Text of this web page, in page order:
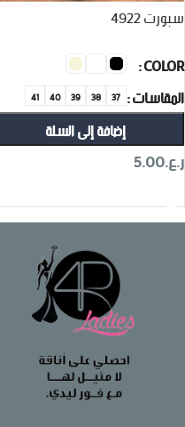
سبورت 4922
COLOR
المقاسات
37
38
39
40
41
إضافة إلى السلة
ر.ع.5.00